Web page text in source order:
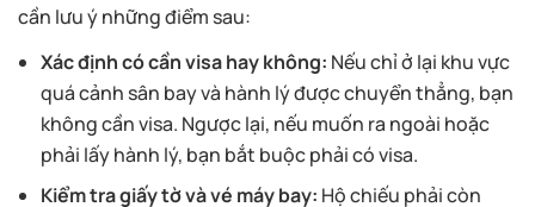
cần lưu ý những điểm sau:
Xác định có cần visa hay không: Nếu chỉ ở lại khu vực
quá cảnh sân bay và hành lý được chuyển thẳng, bạn
không cần visa. Ngược lại, nếu muốn ra ngoài hoặc
phải lấy hành lý, bạn bắt buộc phải có visa.
Kiểm tra giấy tờ và vé máy bay: Hộ chiếu phải còn